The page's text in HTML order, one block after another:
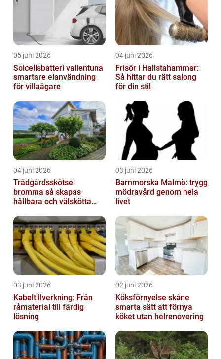
05 juni 2026
Solcellsbatteri vallentuna
smartare elanvändning
för villaägare
04 juni 2026
Frisör i Hallstahammar:
Så hittar du rätt salong
för din stil
04 juni 2026
Trädgårdsskötsel
bromma så skapas
hållbara och välskötta
03 juni 2026
Barnmorska Malmö: trygg
mödravård genom hela
livet
03 juni 2026
Kabeltillverkning: Från
råmaterial till färdig
lösning
02 juni 2026
Köksförnyelse skåne
smarta sätt att förnya
köket utan helrenovering